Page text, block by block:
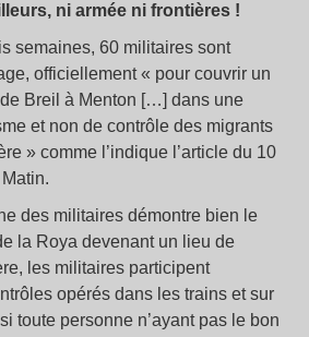
ni armée ni frontières !
semaines, 60 militaires sont
officiellement « pour couvrir un
Breil à Menton […] dans une
et non de contrôle des migrants
» comme l’indique l’article du 10
des militaires démontre bien le
la Roya devenant un lieu de
les militaires participent
opérés dans les trains et sur
toute personne n’ayant pas le bon